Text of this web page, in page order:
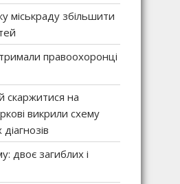
міськраду збільшити
правоохоронці
скаржитися на
викрили схему
двоє загиблих і